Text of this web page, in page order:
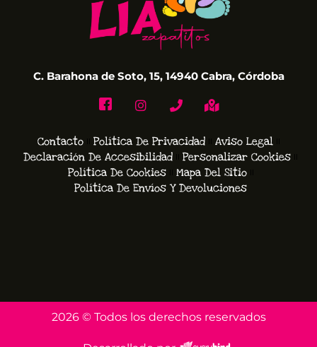
C. Barahona de Soto, 15, 14940 Cabra, Córdoba
Contacto Política De Privacidad
Aviso Legal
Declaración De Accesibilidad
Personalizar Cookies
Política De Cookies
Mapa Del Sitio
Política De Envíos Y Devoluciones
2026 © Todos los derechos reservados